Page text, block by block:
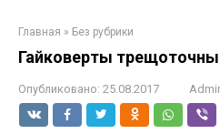
Главная » Без рубрики
Гайковерты
Опубликовано: 25.08.2017